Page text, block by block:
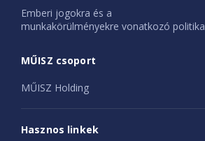
Emberi jogokra és a
munkakörülményekre vonatkozó politika
MŰISZ csoport
MŰISZ Holding
Hasznos linkek